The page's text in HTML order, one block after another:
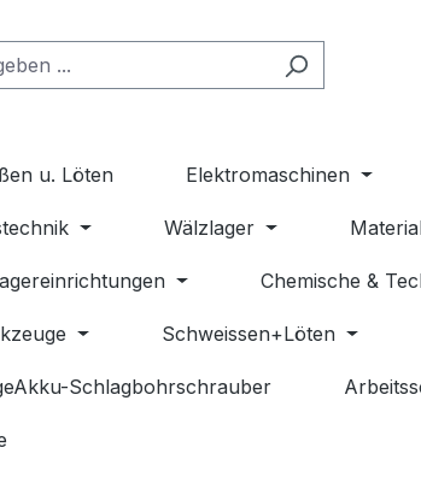
u. Löten Elektromaschinen
Wälzlager
Chemische &
Schweissen+Löten
Schlagbohrschrauber